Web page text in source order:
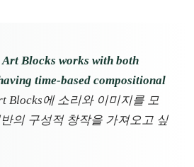
Blocks works with both
time-based compositional
Blocks에 소리와 이미지를 모
의 구성적 창작을 가져오고 싶